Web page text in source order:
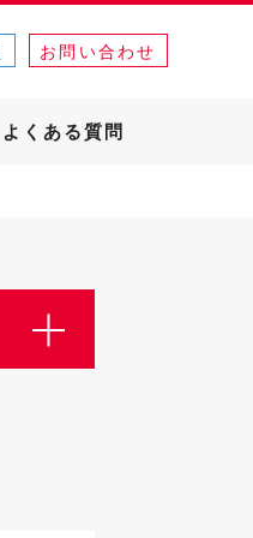
お問い合わせ
よくある質問